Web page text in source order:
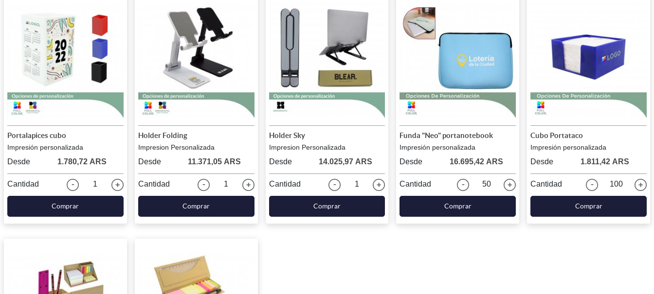
Portalapices cubo
Impresión personalizada
Desde 1.780,72 ARS
Cantidad 1
Comprar
Holder Folding
Impresion Personalizada
Desde 11.371,05 ARS
Cantidad 1
Comprar
Holder Sky
Impresion Personalizada
Desde 14.025,97 ARS
Cantidad 1
Comprar
Funda "Neo" portanotebook
Impresión personalizada
Desde 16.695,42 ARS
Cantidad 50
Comprar
Cubo Portataco
Impresión personalizada
Desde 1.811,42 ARS
Cantidad 100
Comprar